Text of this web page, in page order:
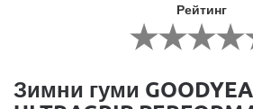
Рейтинг
Зимни гуми